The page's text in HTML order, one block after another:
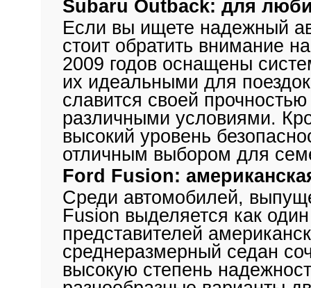
Subaru Outback: для
Если вы ищете надежный
стоит обратить внимание
2009 годов оснащены
их идеальными для
славится своей
различными условиями.
высокий уровень
отличным выбором для
Ford Fusion:
Среди автомобилей,
Fusion выделяется как
представителей
среднеразмерный седан
высокую степень